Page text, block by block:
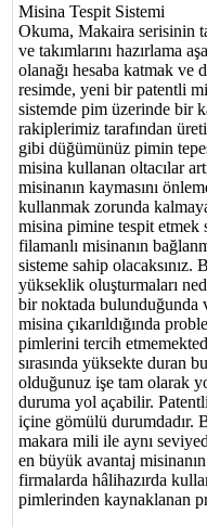
Misina Tespit Sistemi
Okuma, Makaira serisinin
ve takımlarını hazırlama
olanağı hesaba katmak ve
resimde, yeni bir patentli
sistemde pim üzerinde bir
rakiplerimiz tarafından
gibi düğümünüz pimin
misina kullanan oltacılar
misinanın kaymasını
kullanmak zorunda
misina pimine tespit
filamanlı misinanın
sisteme sahip olacaksınız.
yükseklik oluşturmaları
bir noktada bulunduğunda
misina çıkarıldığında
pimlerini tercih
sırasında yüksekte duran
olduğunuz işe tam olarak
duruma yol açabilir.
içine gömülü durumdadır.
makara mili ile aynı
en büyük avantaj
firmalarda hâlihazırda
pimlerinden kaynaklanan